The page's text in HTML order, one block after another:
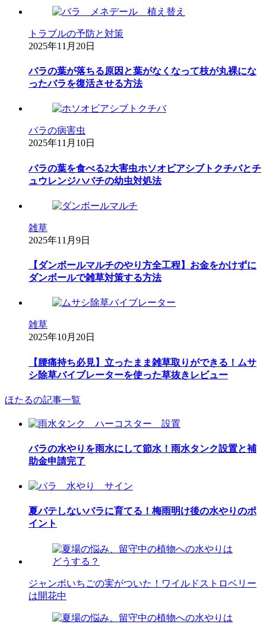
トラブルの予防と対策
2025年11月20日
バラの葉が落ちる原因と葉がなくなって枝が丸裸にな
ったバラを復活させる方法
バラの病害虫
2025年11月10日
バラの葉を食べる2大害虫ホソオビアシブトクチバとチ
ュウレンジハバチの幼虫対処法
雑草
2025年11月9日
【ダンボールマルチのやり方全工程】お金をかけずに
ダンボールで雑草対策する方法
雑草
2025年10月20日
【腰痛持ち必見】立ったまま雑草取りができる！ムサ
シ除草バイブレーターを使った草抜きレビュー
ほたるの記事一覧
バラの水やりを雨水にして節水！雨水タンク設置と補
助金申請完了
夏バテしないバラに育てる！梅雨明け後の水やりのポ
イント
ジャンボいちごの実がついた！ワイルドストロベリー
は開花中